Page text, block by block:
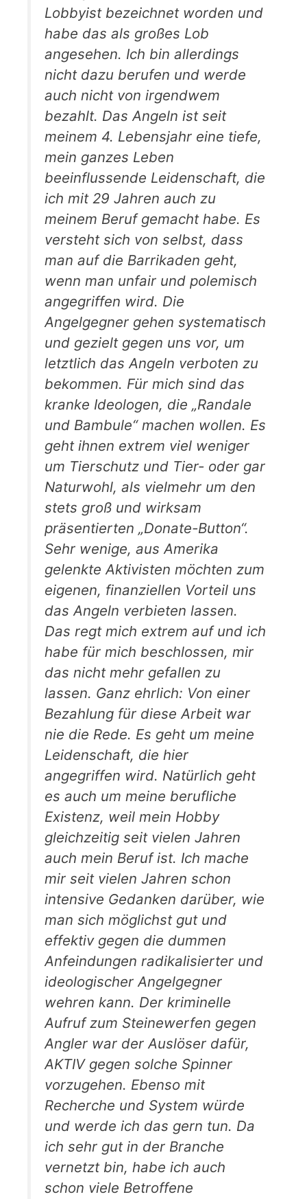
Lobbyist bezeichnet worden und
habe das als großes Lob
angesehen. Ich bin allerdings
nicht dazu berufen und werde
auch nicht von irgendwem
bezahlt. Das Angeln ist seit
meinem 4. Lebensjahr eine tiefe,
mein ganzes Leben
beeinflussende Leidenschaft, die
ich mit 29 Jahren auch zu
meinem Beruf gemacht habe. Es
versteht sich von selbst, dass
man auf die Barrikaden geht,
wenn man unfair und polemisch
angegriffen wird. Die
Angelgegner gehen systematisch
und gezielt gegen uns vor, um
letztlich das Angeln verboten zu
bekommen. Für mich sind das
kranke Ideologen, die „Randale
und Bambule“ machen wollen. Es
geht ihnen extrem viel weniger
um Tierschutz und Tier- oder gar
Naturwohl, als vielmehr um den
stets groß und wirksam
präsentierten „Donate-Button“.
Sehr wenige, aus Amerika
gelenkte Aktivisten möchten zum
eigenen, finanziellen Vorteil uns
das Angeln verbieten lassen.
Das regt mich extrem auf und ich
habe für mich beschlossen, mir
das nicht mehr gefallen zu
lassen. Ganz ehrlich: Von einer
Bezahlung für diese Arbeit war
nie die Rede. Es geht um meine
Leidenschaft, die hier
angegriffen wird. Natürlich geht
es auch um meine berufliche
Existenz, weil mein Hobby
gleichzeitig seit vielen Jahren
auch mein Beruf ist. Ich mache
mir seit vielen Jahren schon
intensive Gedanken darüber, wie
man sich möglichst gut und
effektiv gegen die dummen
Anfeindungen radikalisierter und
ideologischer Angelgegner
wehren kann. Der kriminelle
Aufruf zum Steinewerfen gegen
Angler war der Auslöser dafür,
AKTIV gegen solche Spinner
vorzugehen. Ebenso mit
Recherche und System würde
und werde ich das gern tun. Da
ich sehr gut in der Branche
vernetzt bin, habe ich auch
schon viele Betroffene